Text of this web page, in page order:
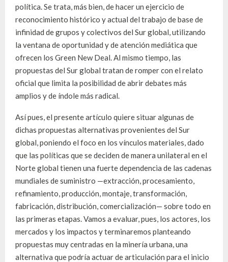
política. Se trata, más bien, de hacer un ejercicio de
reconocimiento histórico y actual del trabajo de base de
infinidad de grupos y colectivos del Sur global, utilizando
la ventana de oportunidad y de atención mediática que
ofrecen los Green New Deal. Al mismo tiempo, las
propuestas del Sur global tratan de romper con el relato
oficial que limita la posibilidad de abrir debates más
amplios y de índole más radical.
Así pues, el presente artículo quiere situar algunas de
dichas propuestas alternativas provenientes del Sur
global, poniendo el foco en los vínculos materiales, dado
que las políticas que se deciden de manera unilateral en el
Norte global tienen una fuerte dependencia de las cadenas
mundiales de suministro —extracción, procesamiento,
refinamiento, producción, montaje, transformación,
fabricación, distribución, comercialización— sobre todo en
las primeras etapas. Vamos a evaluar, pues, los actores, los
mercados y los impactos y terminaremos planteando
propuestas muy centradas en la minería urbana, una
alternativa que podría actuar de articulación para el inicio